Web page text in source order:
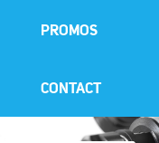
PROMOS
CONTACT